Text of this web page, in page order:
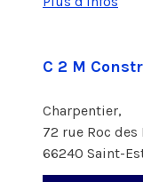
C 2 M
Charpentier,
72 rue Roc des
66240 Saint-